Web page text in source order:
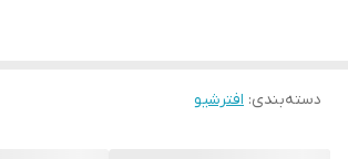
دسته‌بندی: افترشیو